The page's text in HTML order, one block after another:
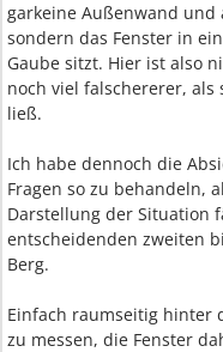
garkeine Außenwand und
sondern das Fenster in
Gaube sitzt. Hier ist also
noch viel falschererer,
ließ.
Ich habe dennoch die
Fragen so zu behandeln,
Darstellung der Situation
entscheidenden zweiten
Berg.
Einfach raumseitig hinter
zu messen, die Fenster